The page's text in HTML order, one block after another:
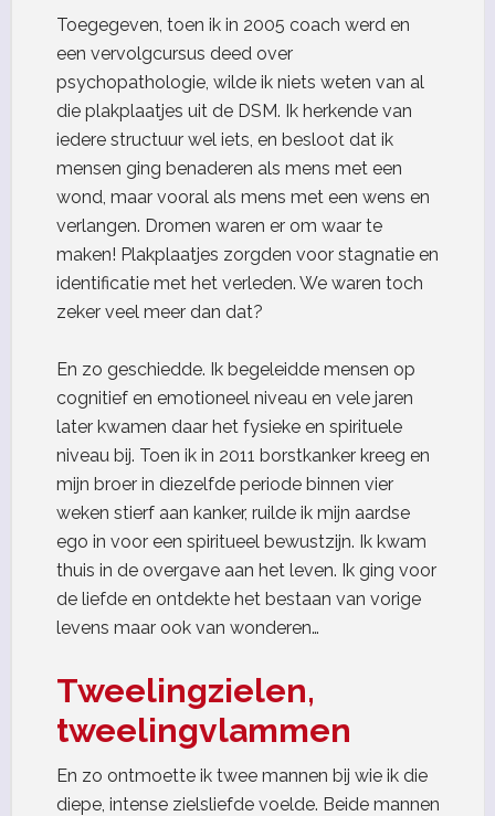
Toegegeven, toen ik in 2005 coach werd en
een vervolgcursus deed over
psychopathologie, wilde ik niets weten van al
die plakplaatjes uit de DSM. Ik herkende van
iedere structuur wel iets, en besloot dat ik
mensen ging benaderen als mens met een
wond, maar vooral als mens met een wens en
verlangen. Dromen waren er om waar te
maken! Plakplaatjes zorgden voor stagnatie en
identificatie met het verleden. We waren toch
zeker veel meer dan dat?
En zo geschiedde. Ik begeleidde mensen op
cognitief en emotioneel niveau en vele jaren
later kwamen daar het fysieke en spirituele
niveau bij. Toen ik in 2011 borstkanker kreeg en
mijn broer in diezelfde periode binnen vier
weken stierf aan kanker, ruilde ik mijn aardse
ego in voor een spiritueel bewustzijn. Ik kwam
thuis in de overgave aan het leven. Ik ging voor
de liefde en ontdekte het bestaan van vorige
levens maar ook van wonderen…
Tweelingzielen,
tweelingvlammen
En zo ontmoette ik twee mannen bij wie ik die
diepe, intense zielsliefde voelde. Beide mannen